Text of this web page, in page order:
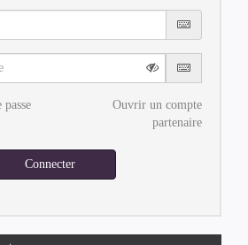
Ouvrir un compte
partenaire
Connecter